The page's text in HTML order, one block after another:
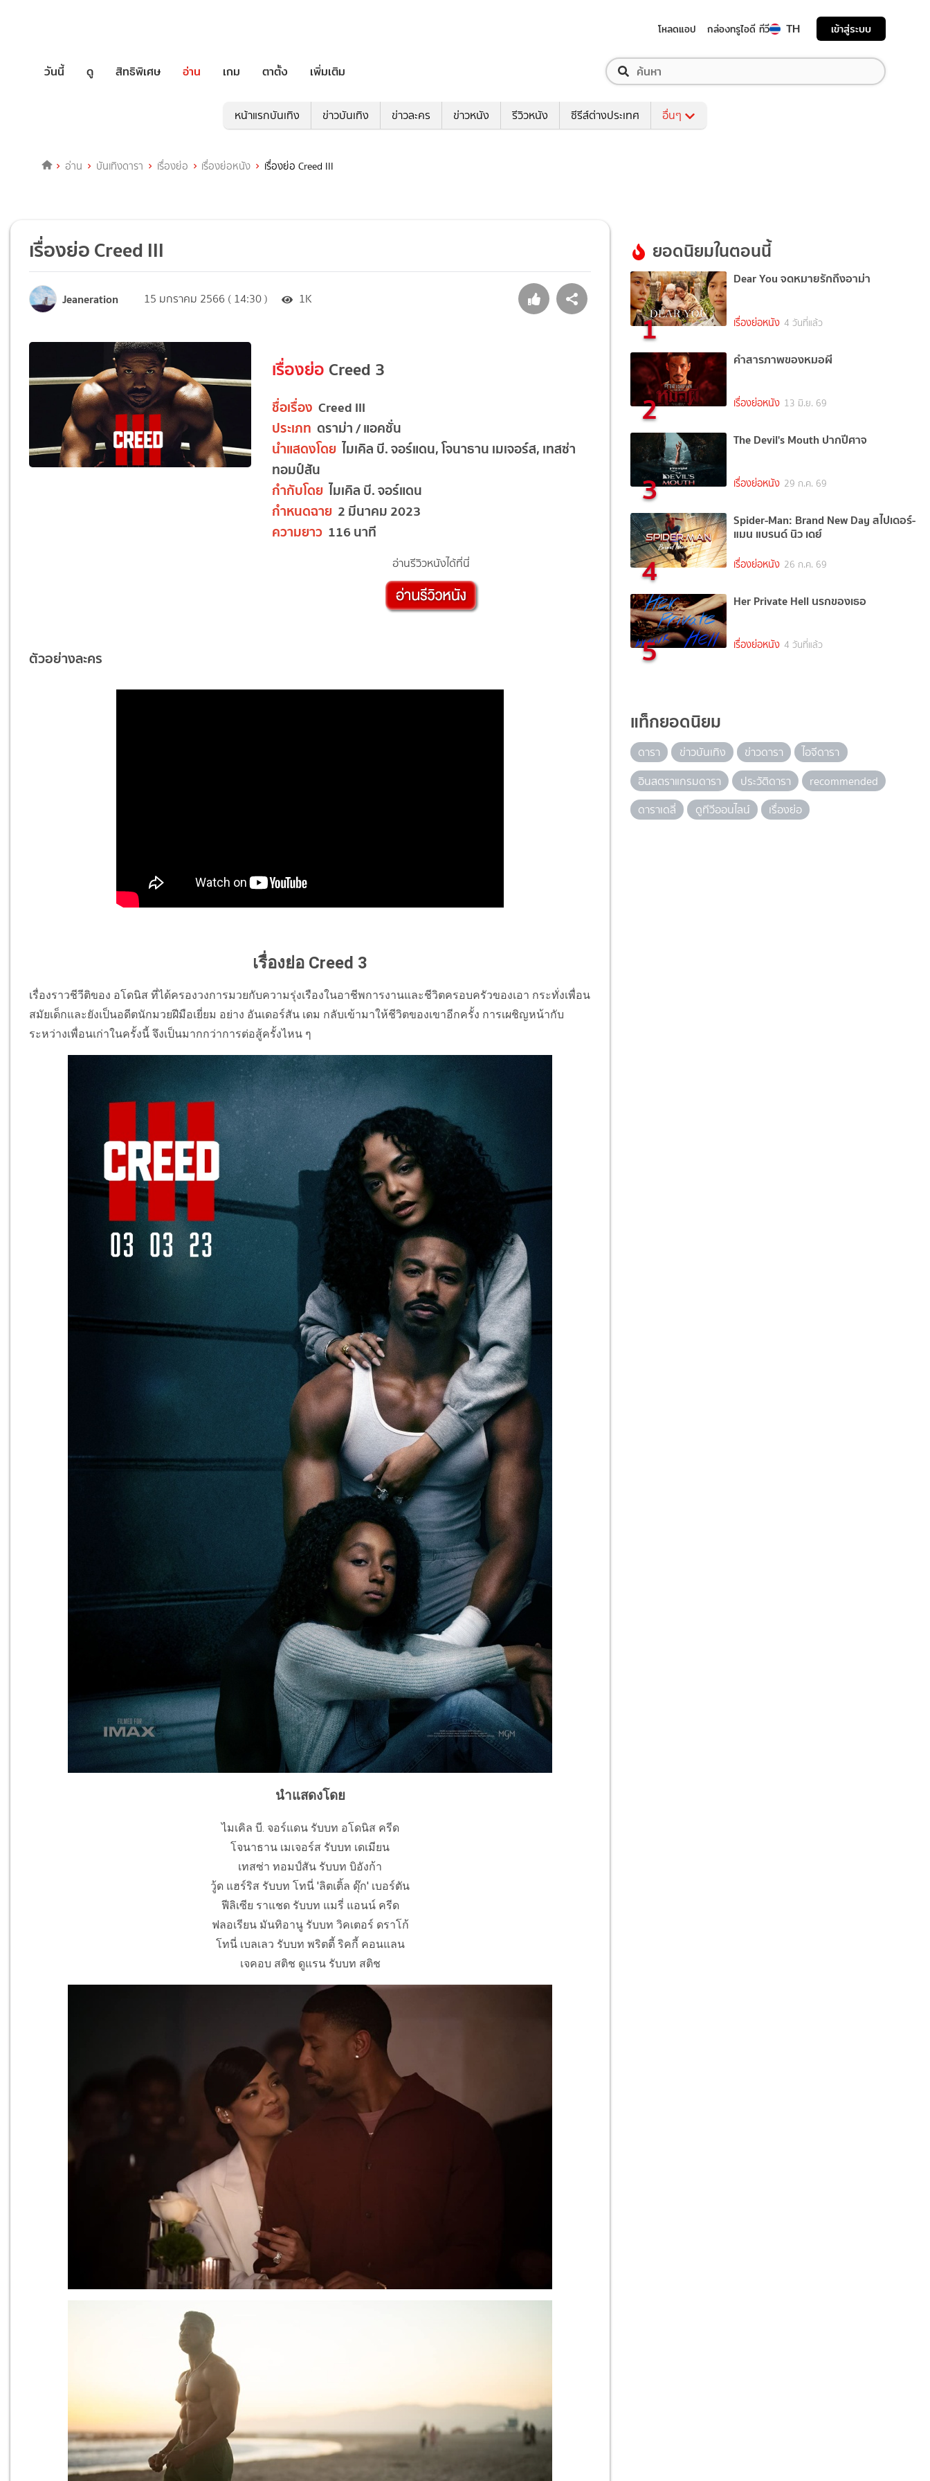
โหลดแอป กล่องทรูไอดี ทีวี TH เข้าสู่ระบบ
วันนี้ ดู สิทธิพิเศษ อ่าน เกม ตาตั้ง เพิ่มเติม
หน้าแรกบันเทิง ข่าวบันเทิง ข่าวละคร ข่าวหนัง รีวิวหนัง ซีรีส์ต่างประเทศ อื่นๆ
อ่าน บันเทิงดารา เรื่องย่อ เรื่องย่อหนัง เรื่องย่อ Creed III
เรื่องย่อ Creed III
Jeaneration 15 มกราคม 2566 ( 14:30 ) 1K
เรื่องย่อ Creed 3
ชื่อเรื่อง Creed III
ประเภท ดราม่า / แอคชั่น
นำแสดงโดย ไมเคิล บี. จอร์แดน, โจนาธาน เมเจอร์ส, เทสซ่า
ทอมป์สัน
กำกับโดย ไมเคิล บี. จอร์แดน
กำหนดฉาย 2 มีนาคม 2023
ความยาว 116 นาที
อ่านรีวิวหนังได้ที่นี่
ตัวอย่างละคร
เรื่องย่อ Creed 3
เรื่องราวชีวีติของ อโดนิส ที่ได้ครองวงการมวยกับความรุ่งเรืองในอาชีพการงานและชีวิตครอบครัวของเอา กระทั่งเพื่อน
สมัยเด็กและยังเป็นอดีตนักมวยฝีมือเยี่ยม อย่าง อันเดอร์สัน เดม กลับเข้ามาให้ชีวิตของเขาอีกครั้ง การเผชิญหน้ากับ
ระหว่างเพื่อนเก่าในครั้งนี้ จึงเป็นมากกว่าการต่อสู้ครั้งไหน ๆ
นำแสดงโดย
ไมเคิล บี. จอร์แดน รับบท อโดนิส ครีด
โจนาธาน เมเจอร์ส รับบท เดเมียน
เทสซ่า ทอมป์สัน รับบท บิอังก้า
วู้ด แฮร์ริส รับบท โทนี่ 'ลิตเติ้ล ดุ๊ก' เบอร์ตัน
ฟีลิเซีย ราแชด รับบท แมรี่ แอนน์ ครีด
ฟลอเรียน มันทิอานู รับบท วิคเตอร์ ดราโก้
โทนี่ เบลเลว รับบท พริตตี้ ริคกี้ คอนแลน
เจคอบ สติช ดูแรน รับบท สติช
ยอดนิยมในตอนนี้
1
Dear You จดหมายรักถึงอาม่า
เรื่องย่อหนัง 4 วันที่แล้ว
2
คำสารภาพของหมอผี
เรื่องย่อหนัง 13 มิ.ย. 69
3
The Devil's Mouth ปากปีศาจ
เรื่องย่อหนัง 29 ก.ค. 69
4
Spider-Man: Brand New Day สไปเดอร์-
แมน แบรนด์ นิว เดย์
เรื่องย่อหนัง 26 ก.ค. 69
5
Her Private Hell นรกของเธอ
เรื่องย่อหนัง 4 วันที่แล้ว
แท็กยอดนิยม
ดารา ข่าวบันเทิง ข่าวดารา
ไอจีดารา
อินสตราแกรมดารา
ประวัติดารา
recommended
ดาราเดลี่
ดูทีวีออนไลน์ เรื่องย่อ